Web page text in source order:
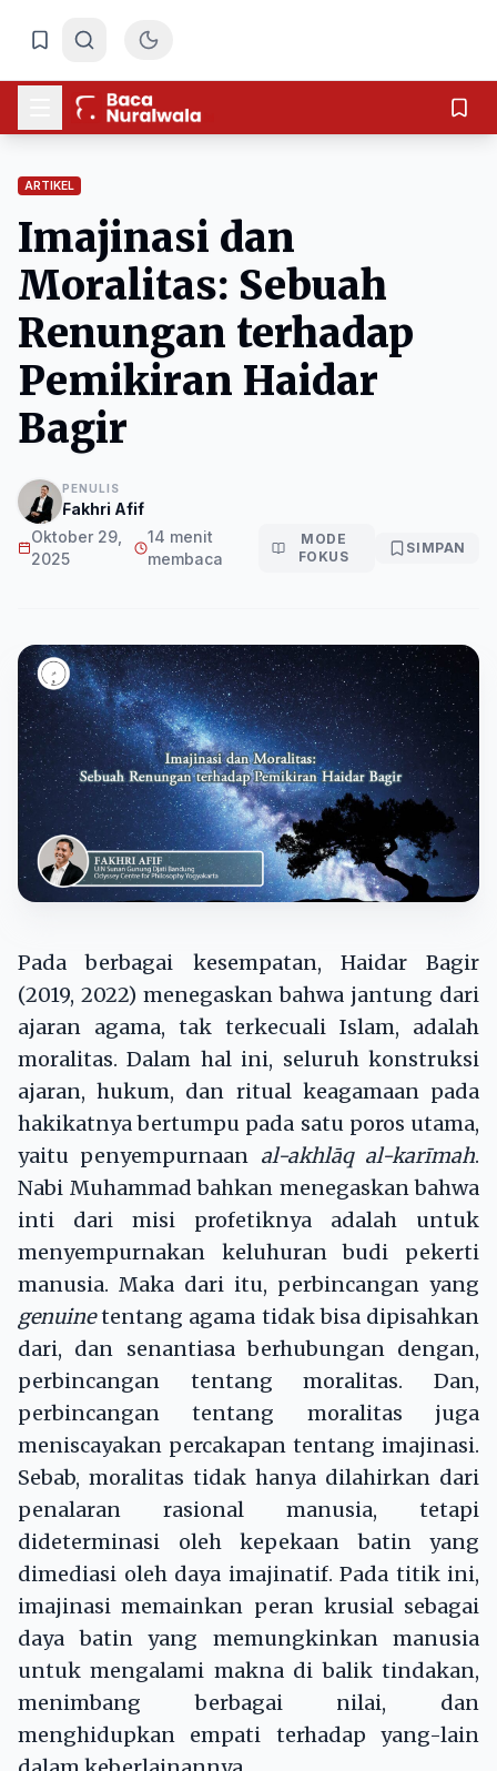
ARTIKEL
Imajinasi dan
Moralitas: Sebuah
Renungan terhadap
Pemikiran Haidar
Bagir
PENULIS
Fakhri Afif
Oktober 29,
2025
14 menit
membaca
MODE
FOKUS
SIMPAN
Pada berbagai kesempatan, Haidar Bagir
(2019, 2022) menegaskan bahwa jantung dari
ajaran agama, tak terkecuali Islam, adalah
moralitas. Dalam hal ini, seluruh konstruksi
ajaran, hukum, dan ritual keagamaan pada
hakikatnya bertumpu pada satu poros utama,
yaitu penyempurnaan al-akhlāq al-karīmah.
Nabi Muhammad bahkan menegaskan bahwa
inti dari misi profetiknya adalah untuk
menyempurnakan keluhuran budi pekerti
manusia. Maka dari itu, perbincangan yang
genuinetentang agama tidak bisa dipisahkan
dari, dan senantiasa berhubungan dengan,
perbincangan tentang moralitas. Dan,
perbincangan tentang moralitas juga
meniscayakan percakapan tentang imajinasi.
Sebab, moralitas tidak hanya dilahirkan dari
penalaran rasional manusia, tetapi
dideterminasi oleh kepekaan batin yang
dimediasi oleh daya imajinatif. Pada titik ini,
imajinasi memainkan peran krusial sebagai
daya batin yang memungkinkan manusia
untuk mengalami makna di balik tindakan,
menimbang berbagai nilai, dan
menghidupkan empati terhadap yang-lain